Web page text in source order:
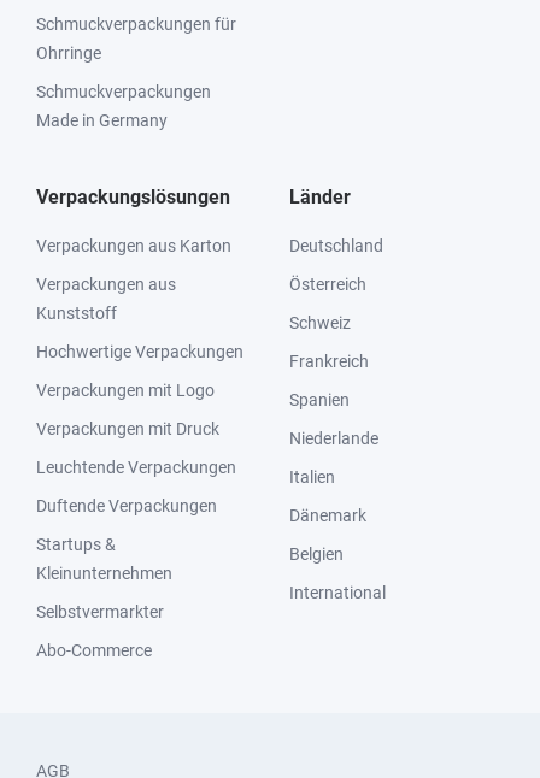
Schmuckverpackungen für
Ohrringe
Schmuckverpackungen
Made in Germany
Verpackungslösungen
Verpackungen aus Karton
Verpackungen aus
Kunststoff
Hochwertige Verpackungen
Verpackungen mit Logo
Verpackungen mit Druck
Leuchtende Verpackungen
Duftende Verpackungen
Startups &
Kleinunternehmen
Selbstvermarkter
Abo-Commerce
Länder
Deutschland
Österreich
Schweiz
Frankreich
Spanien
Niederlande
Italien
Dänemark
Belgien
International
AGB